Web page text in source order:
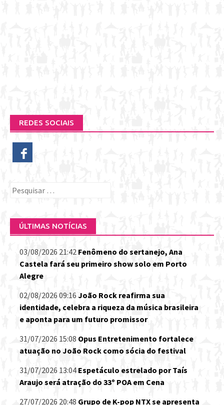
REDES SOCIAIS
Pesquisar
ÚLTIMAS NOTÍCIAS
03/08/2026 21:42 Fenômeno do sertanejo, Ana
Castela fará seu primeiro show solo em Porto
Alegre
02/08/2026 09:16 João Rock reafirma sua
identidade, celebra a riqueza da música brasileira
e aponta para um futuro promissor
31/07/2026 15:08 Opus Entretenimento fortalece
atuação no João Rock como sócia do festival
31/07/2026 13:04 Espetáculo estrelado por Taís
Araujo será atração do 33º POA em Cena
27/07/2026 20:48 Grupo de K-pop NTX se apresenta